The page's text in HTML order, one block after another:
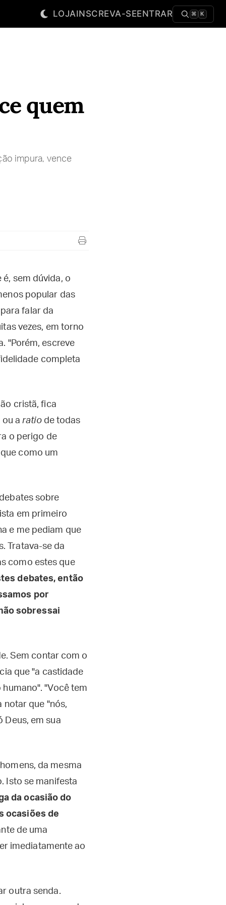
LOJAINSCREVA-SEENTRAR ⌘ K
quem
impura, vence
sem dúvida, o
popular das
falar da
vezes, em torno
"Porém, escreve
completa
cristã, fica
ou aratiode todas
o perigo de
como um
sobre
em primeiro
e me pediam que
Tratava-se da
como estes que
debates, então
por
sobressai
Sem contar com o
que "a castidade
"Você tem
notar que "nós,
Deus, em sua
da mesma
Isto se manifesta
da ocasião do
ocasiões de
de uma
imediatamente ao
outra senda.